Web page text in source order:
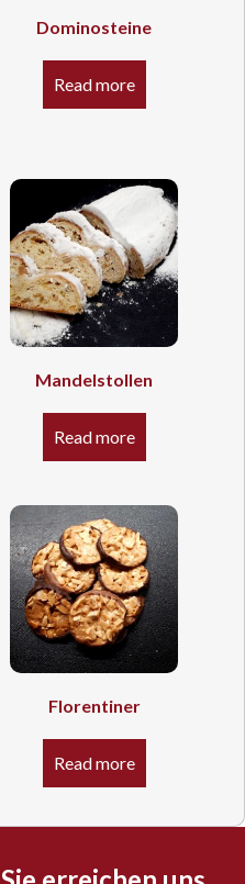
Dominosteine
Read more
Mandelstollen
Read more
Florentiner
Read more